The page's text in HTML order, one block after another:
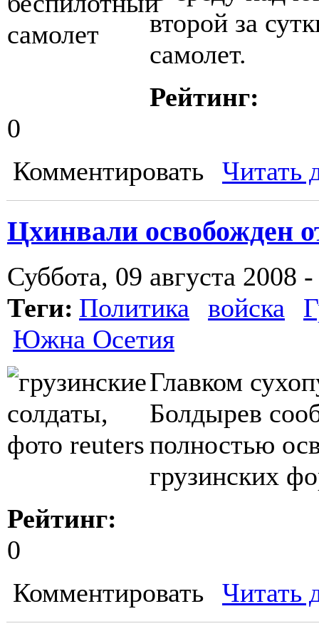
второй за
самолет.
Рейтинг:
0
Комментировать
Читать
Цхинвали освобожден
Суббота, 09 августа 2008
Теги: Политика войска
Южна Осетия
Главком
Болдырев
полностью
грузинских
Рейтинг:
0
Комментировать
Читать